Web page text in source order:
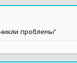
проблемы"